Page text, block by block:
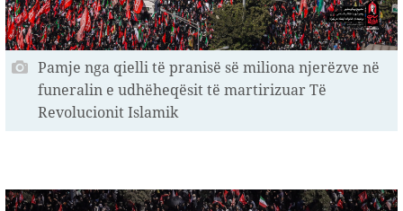
Pamje nga qielli të pranisë së miliona njerëzve në
funeralin e udhëheqësit të martirizuar Të
Revolucionit Islamik